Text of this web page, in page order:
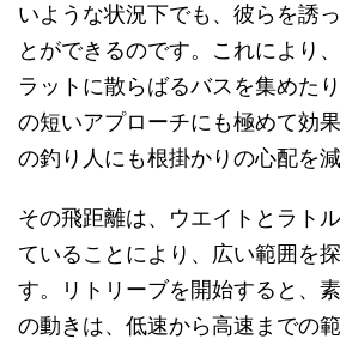
いような状況下でも、彼らを誘
とができるのです。これにより
ラットに散らばるバスを集めた
の短いアプローチにも極めて効
の釣り人にも根掛かりの心配を
その飛距離は、ウエイトとラト
ていることにより、広い範囲を
す。リトリーブを開始すると、
の動きは、低速から高速までの